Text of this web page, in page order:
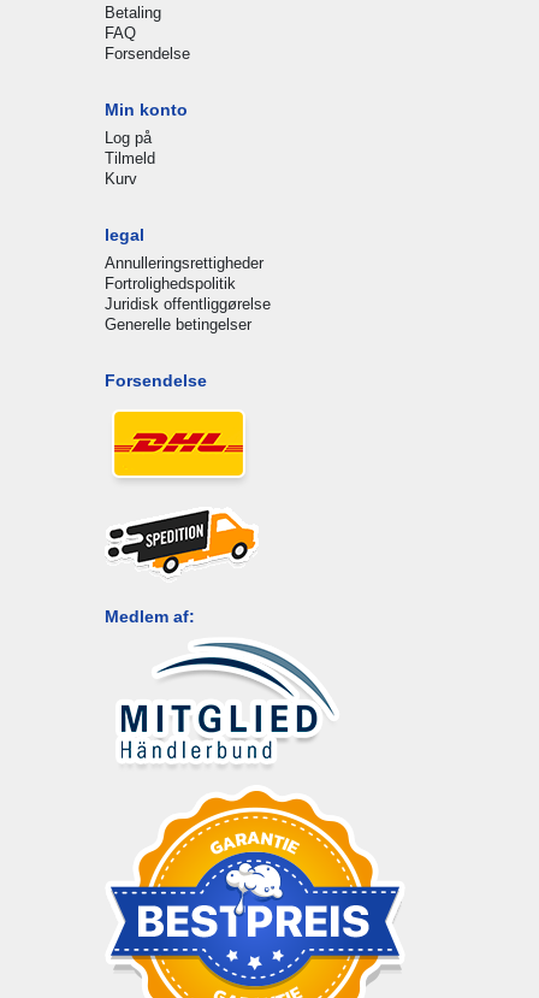
Betaling
FAQ
Forsendelse
Min konto
Log på
Tilmeld
Kurv
legal
Annulleringsrettigheder
Fortrolighedspolitik
Juridisk offentliggørelse
Generelle betingelser
Forsendelse
Medlem af: